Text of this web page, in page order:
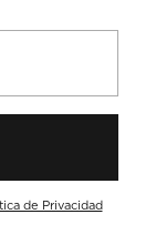
de Privacidad